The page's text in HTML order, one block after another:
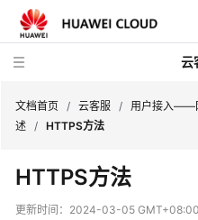
云
品
介
文档首页 / 云客服 / 用户接入——
述 / HTTPS方法
HTTPS方法
更新时间： 2024-03-05 GMT+08:00